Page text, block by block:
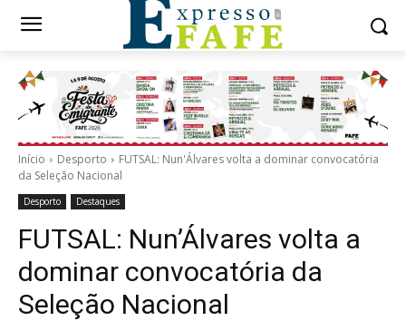
Início Desporto
FUTSAL: Nun'Álvares volta a dominar convocatória
da Seleção Nacional
Desporto Destaques
FUTSAL: Nun’Álvares volta a
dominar convocatória da
Seleção Nacional